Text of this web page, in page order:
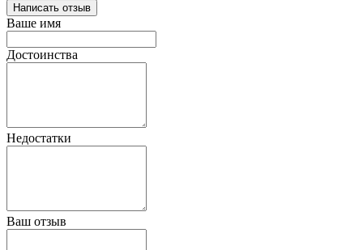
Написать отзыв
Ваше имя
Достоинства
Недостатки
Ваш отзыв